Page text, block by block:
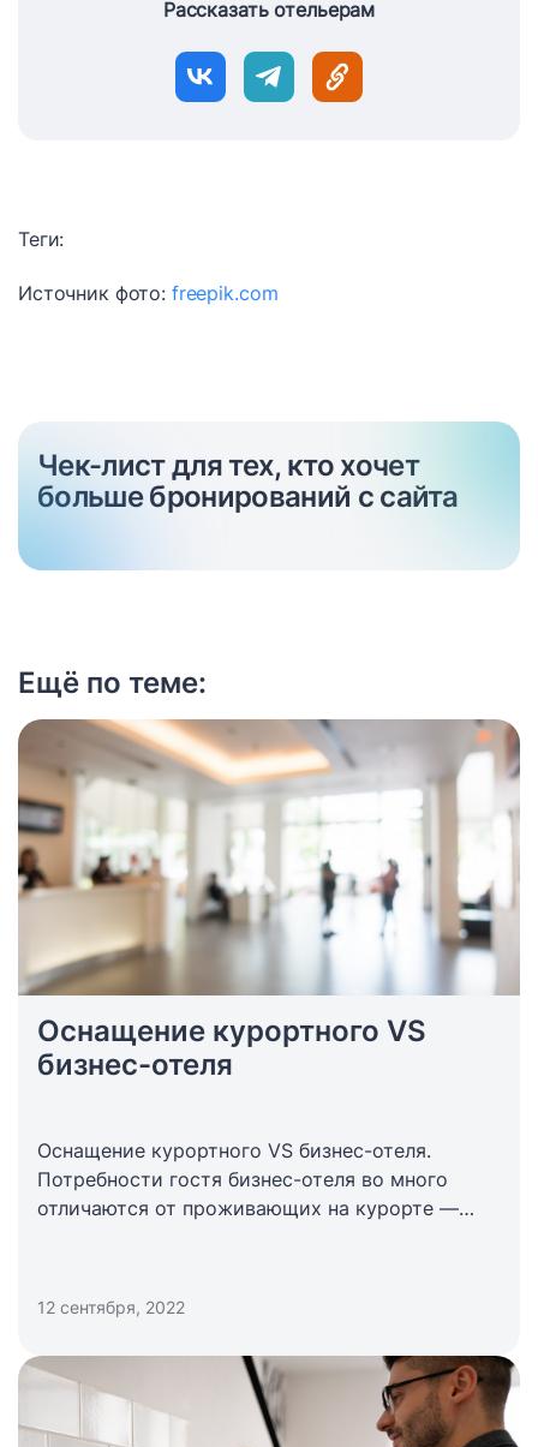
Рассказать отельерам
Теги:
Источник фото: freepik.com
Чек-лист для тех, кто хочет
больше бронирований с сайта
Ещё по теме:
Оснащение курортного VS
бизнес-отеля
Оснащение курортного VS бизнес-отеля.
Потребности гостя бизнес-отеля во много
отличаются от проживающих на курорте —
12 сентября, 2022